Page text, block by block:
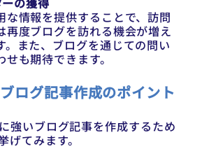
な情報を提供することで、訪問
再度ブログを訪れる機会が増え
。また、ブログを通じての問い
せも期待できます。
ログ記事作成のポイント
強いブログ記事を作成するため
げてみます。